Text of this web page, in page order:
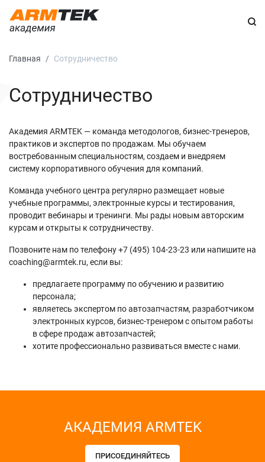
Главная Сотрудничество
Сотрудничество
Академия ARMTEK — команда методологов, бизнес-тренеров,
практиков и экспертов по продажам. Мы обучаем
востребованным специальностям, создаем и внедряем
систему корпоративного обучения для компаний.
Команда учебного центра регулярно размещает новые
учебные программы, электронные курсы и тестирования,
проводит вебинары и тренинги. Мы рады новым авторским
курсам и открыты к сотрудничеству.
Позвоните нам по телефону+7 (495) 104-23-23 или напишите на
coaching@armtek.ru, если вы:
предлагаете программу по обучению и развитию
персонала;
являетесь экспертом по автозапчастям, разработчиком
электронных курсов, бизнес-тренером с опытом работы
в сфере продаж автозапчастей;
хотите профессионально развиваться вместе с нами.
АКАДЕМИЯ ARMTEK
ПРИСОЕДИНЯЙТЕСЬ